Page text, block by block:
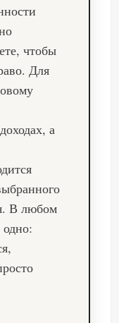
чтобы
Для
а
В любом
одно: